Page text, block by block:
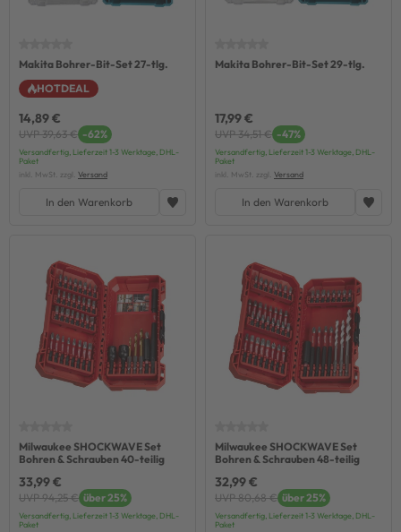
Makita Bohrer-Bit-Set 27-tlg.
HOTDEAL
14,89 €
UVP 39,63 € -62%
Versandfertig, Lieferzeit 1-3 Werktage, DHL-
Paket
inkl. MwSt. zzgl. Versand
In den Warenkorb
Makita Bohrer-Bit-Set 29-tlg.
17,99 €
UVP 34,51 € -47%
Versandfertig, Lieferzeit 1-3 Werktage, DHL-
Paket
inkl. MwSt. zzgl. Versand
In den Warenkorb
Milwaukee SHOCKWAVE Set
Bohren & Schrauben 40-teilig
33,99 €
UVP 94,25 € über 25%
Versandfertig, Lieferzeit 1-3 Werktage, DHL-
Paket
Milwaukee SHOCKWAVE Set
Bohren & Schrauben 48-teilig
32,99 €
UVP 80,68 € über 25%
Versandfertig, Lieferzeit 1-3 Werktage, DHL-
Paket